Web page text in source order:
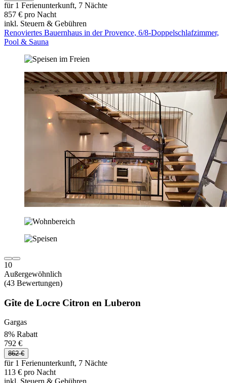
für 1 Ferienunterkunft, 7 Nächte
857 € pro Nacht
inkl. Steuern & Gebühren
Renoviertes Bauernhaus in der Provence, 6/8-Doppelschlafzimmer,
Pool & Sauna
10
Außergewöhnlich
(43 Bewertungen)
Gîte de Locre Citron en Luberon
Gargas
8% Rabatt
792 €
862 €
für 1 Ferienunterkunft, 7 Nächte
113 € pro Nacht
inkl. Steuern & Gebühren